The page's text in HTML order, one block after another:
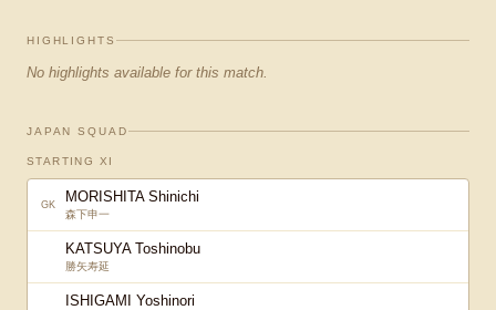
HIGHLIGHTS
No highlights available for this match.
JAPAN SQUAD
STARTING XI
GK MORISHITA Shinichi
森下申一
KATSUYA Toshinobu
勝矢寿延
ISHIGAMI Yoshinori